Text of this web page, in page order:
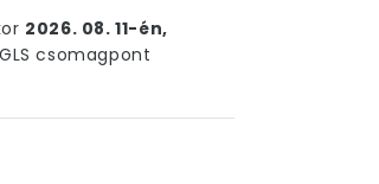
2026. 08. 11-én,
csomagpont